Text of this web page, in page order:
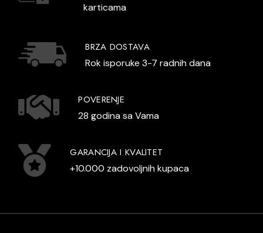
karticama
BRZA DOSTAVA
Rok isporuke 3-7 radnih dana
POVERENJE
28 godina sa Vama
GARANCIJA I KVALITET
+10.000 zadovoljnih kupaca